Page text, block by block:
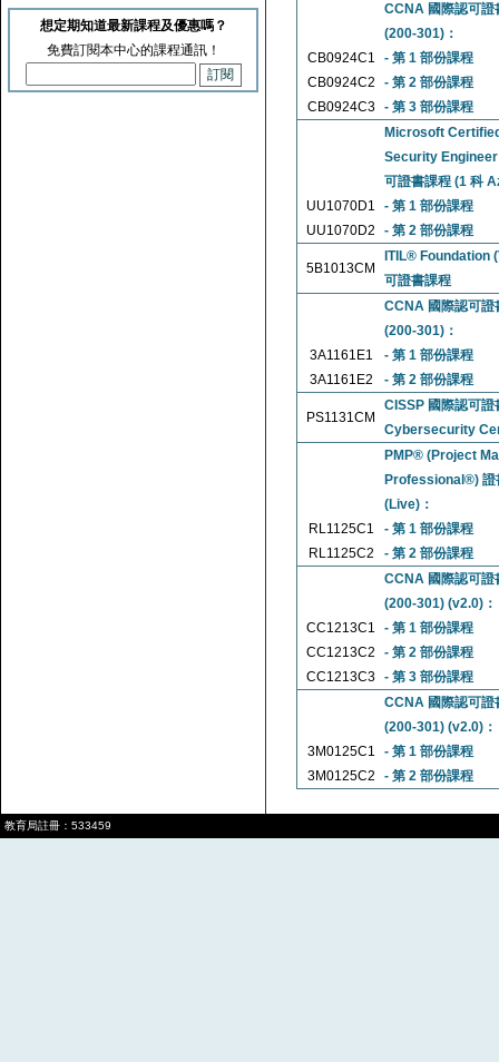
想定期知道最新課程及優惠嗎？
免費訂閱本中心的課程通訊！
CCNA 國際認可
(200-301)：
CB0924C1
- 第 1 部份課程
CB0924C2
- 第 2 部份課程
CB0924C3
- 第 3 部份課程
Microsoft
Security
可證書課程 (1 科
UU1070D1
- 第 1 部份課程
UU1070D2
- 第 2 部份課程
5B1013CM
ITIL® Foundation
可證書課程
CCNA 國際認可
(200-301)：
3A1161E1
- 第 1 部份課程
3A1161E2
- 第 2 部份課程
PS1131CM
CISSP 國際認可
Cybersecurity
PMP® (Project
Professional®) 證
(Live)：
RL1125C1
- 第 1 部份課程
RL1125C2
- 第 2 部份課程
CCNA 國際認可
(200-301) (v2.0)：
CC1213C1
- 第 1 部份課程
CC1213C2
- 第 2 部份課程
CC1213C3 - 第 3 部份課程
CCNA 國際認可
(200-301) (v2.0)：
3M0125C1
- 第 1 部份課程
3M0125C2
- 第 2 部份課程
教育局註冊：533459